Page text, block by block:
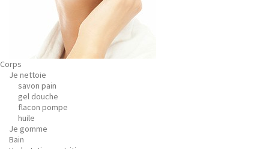
Corps
Je nettoie
savon pain
gel douche
flacon pompe
huile
Je gomme
Bain